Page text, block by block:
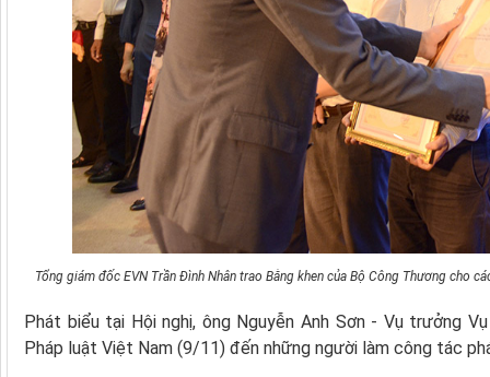
Tổng giám đốc EVN Trần Đình Nhân trao Bằng khen của Bộ Công Thương
Phát biểu tại Hội nghị, ông Nguyễn Anh Sơn - Vụ trưởng
Pháp luật Việt Nam (9/11) đến những người làm công tác